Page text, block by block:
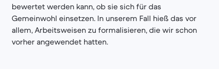
bewertet werden kann, ob sie sich für das
Gemeinwohl einsetzen. In unserem Fall hieß das vor
allem, Arbeitsweisen zu formalisieren, die wir schon
vorher angewendet hatten.